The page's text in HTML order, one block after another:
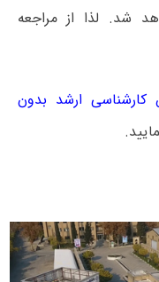
شد. لذا از مراجعه
کارشناسی ارشد بدون